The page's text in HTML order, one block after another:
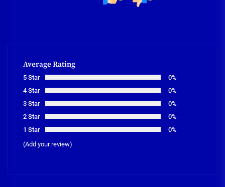
Average Rating
5 Star
0%
4 Star
0%
3 Star
0%
2 Star
0%
1 Star
0%
(Add your review)